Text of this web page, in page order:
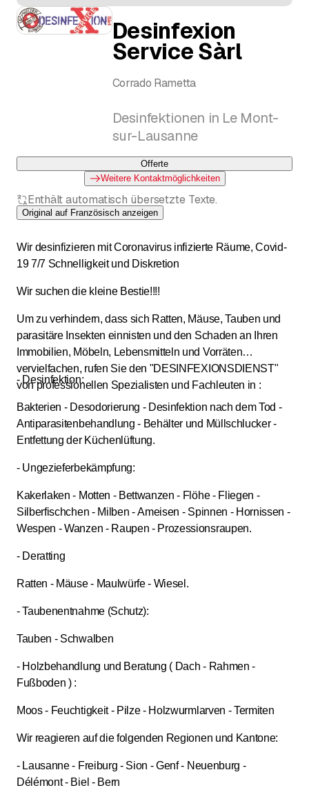
Desinfexion
Service Sàrl
Corrado Rametta
Desinfektionen in Le Mont-
sur-Lausanne
Offerte
Weitere Kontaktmöglichkeiten
Enthält automatisch übersetzte Texte.
Original auf Französisch anzeigen
Wir desinfizieren mit Coronavirus infizierte Räume, Covid-
19 7/7 Schnelligkeit und Diskretion
Wir suchen die kleine Bestie!!!!
Um zu verhindern, dass sich Ratten, Mäuse, Tauben und
parasitäre Insekten einnisten und den Schaden an Ihren
Immobilien, Möbeln, Lebensmitteln und Vorräten
vervielfachen, rufen Sie den "DESINFEXIONSDIENST"
von professionellen Spezialisten und Fachleuten in :
- Desinfektion:
Bakterien - Desodorierung - Desinfektion nach dem Tod -
Antiparasitenbehandlung - Behälter und Müllschlucker -
Entfettung der Küchenlüftung.
- Ungezieferbekämpfung:
Kakerlaken - Motten - Bettwanzen - Flöhe - Fliegen -
Silberfischchen - Milben - Ameisen - Spinnen - Hornissen -
Wespen - Wanzen - Raupen - Prozessionsraupen.
- Deratting
Ratten - Mäuse - Maulwürfe - Wiesel.
- Taubenentnahme (Schutz):
Tauben - Schwalben
- Holzbehandlung und Beratung ( Dach - Rahmen -
Fußboden ) :
Moos - Feuchtigkeit - Pilze - Holzwurmlarven - Termiten
Wir reagieren auf die folgenden Regionen und Kantone:
- Lausanne - Freiburg - Sion - Genf - Neuenburg -
Délémont - Biel - Bern